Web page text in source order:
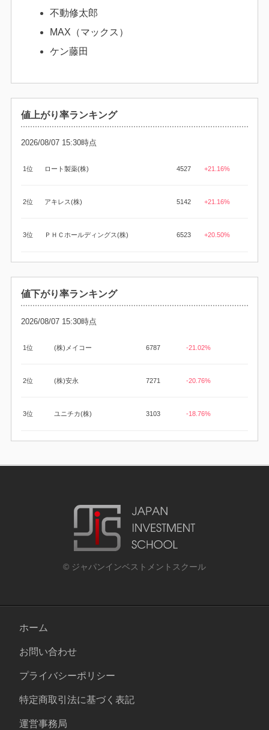
不動修太郎
MAX（マックス）
ケン藤田
値上がり率ランキング
2026/08/07 15:30時点
1位 ロート製薬(株) 4527 +21.16%
2位 アキレス(株) 5142 +21.16%
3位 ＰＨＣホールディングス(株) 6523 +20.50%
値下がり率ランキング
2026/08/07 15:30時点
1位 (株)メイコー 6787 -21.02%
2位 (株)安永 7271 -20.76%
3位 ユニチカ(株) 3103 -18.76%
© ジャパンインベストメントスクール
ホーム
お問い合わせ
プライバシーポリシー
特定商取引法に基づく表記
運営事務局